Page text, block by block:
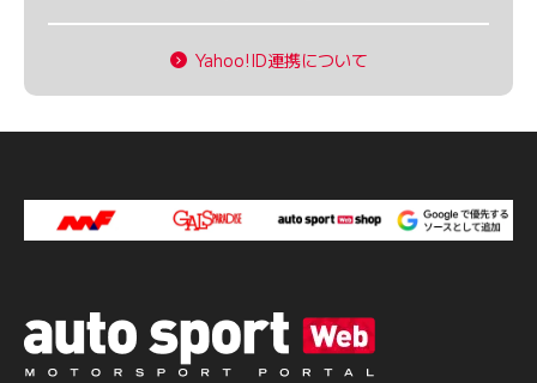
Yahoo!ID連携について